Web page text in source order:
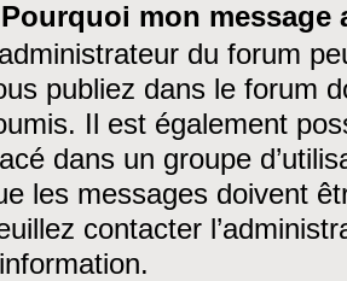
mon message
du forum
publiez dans le forum
Il est également
dans un groupe
les messages doivent
contacter